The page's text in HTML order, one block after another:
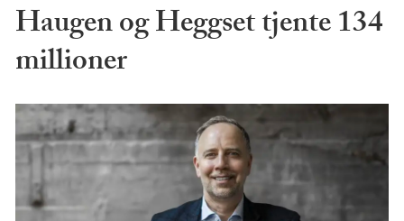
Haugen og Heggset tjente 134
millioner